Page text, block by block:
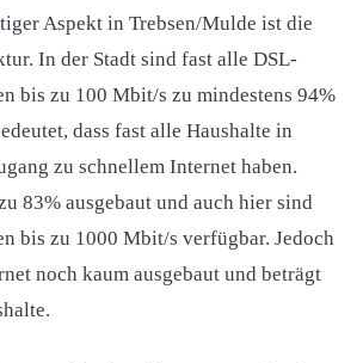
Aspekt in Trebsen/Mulde ist die
In der Stadt sind fast alle DSL-
bis zu 100 Mbit/s zu mindestens 94%
dass fast alle Haushalte in
zu schnellem Internet haben.
83% ausgebaut und auch hier sind
bis zu 1000 Mbit/s verfügbar. Jedoch
noch kaum ausgebaut und beträgt